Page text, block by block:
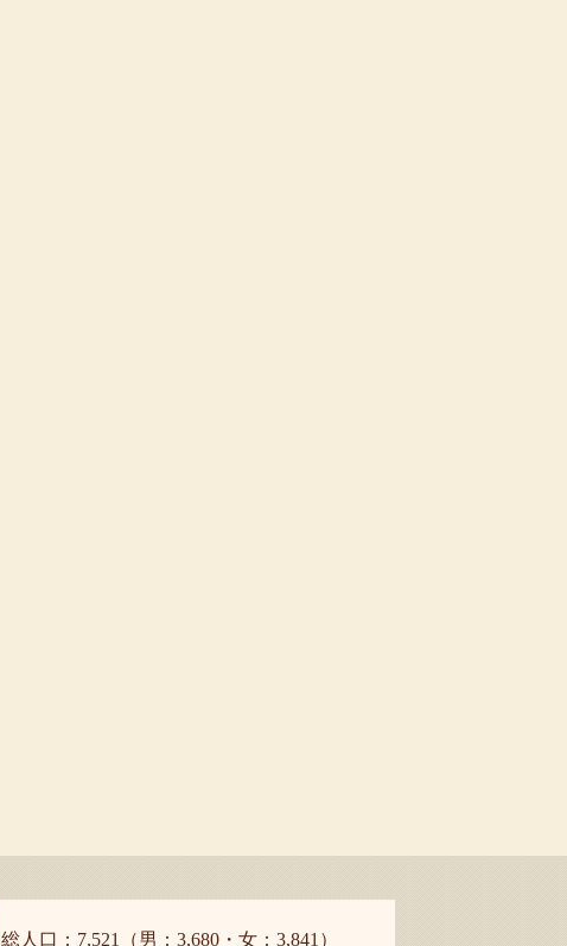
総人口：7,521（男：3,680・女：3,841）